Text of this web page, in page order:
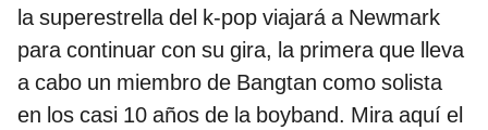
la superestrella del k-pop viajará a Newmark
para continuar con su gira, la primera que lleva
a cabo un miembro de Bangtan como solista
en los casi 10 años de la boyband. Mira aquí el